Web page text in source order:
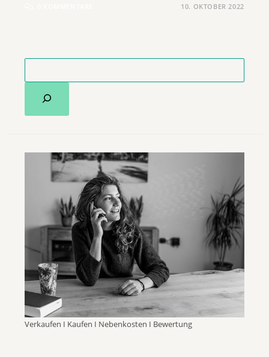
10. OKTOBER 2022
Verkaufen I Kaufen I Nebenkosten I Bewertung